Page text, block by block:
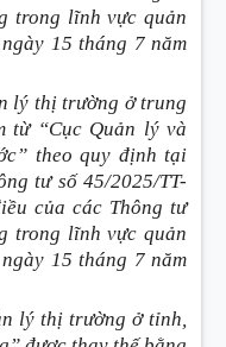
trong lĩnh vực quản
15 tháng 7 năm
lý thị trường ở trung
từ “Cục Quản lý và
theo quy định tại
tư số 45/2025/TT-
của các Thông tư
trong lĩnh vực quản
15 tháng 7 năm
lý thị trường ở tỉnh,